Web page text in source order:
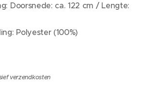
Doorsnede: ca. 122 cm / Lengte:
Polyester (100%)
verzendkosten